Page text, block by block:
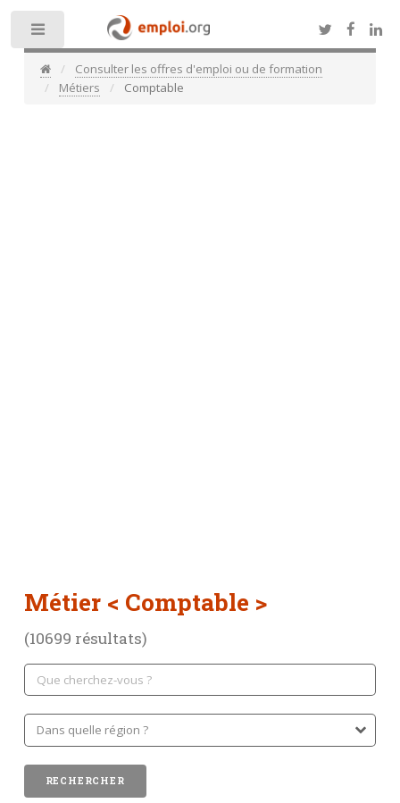
Consulter les offres d'emploi ou de formation
Métiers
Comptable
Métier < Comptable >
(10699 résultats)
Toggle